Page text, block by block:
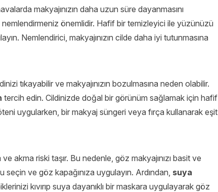
makyajınızın daha uzun süre dayanmasını
önemlidir. Hafif bir temizleyici ile yüzünüzü
Nemlendirici, makyajınızın cilde daha iyi tutunmasına
tıkayabilir ve makyajınızın bozulmasına neden olabilir.
tercih edin. Cildinizde doğal bir görünüm sağlamak için hafif
uygularken, bir makyaj süngeri veya fırça kullanarak eşit
akma riski taşır. Bu nedenle, göz makyajınızı basit ve
ve göz kapağınıza uygulayın. Ardından, suya
kıvırıp suya dayanıklı bir maskara uygulayarak göz